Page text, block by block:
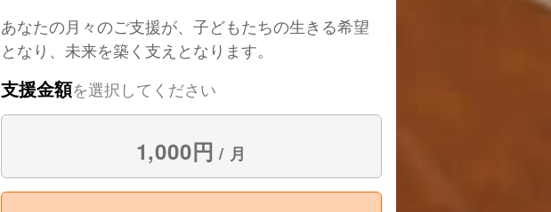
あなたの月々のご支援が、子どもたちの生きる希望
となり、未来を築く支えとなります。
支援金額を選択してください
1,000円 / 月